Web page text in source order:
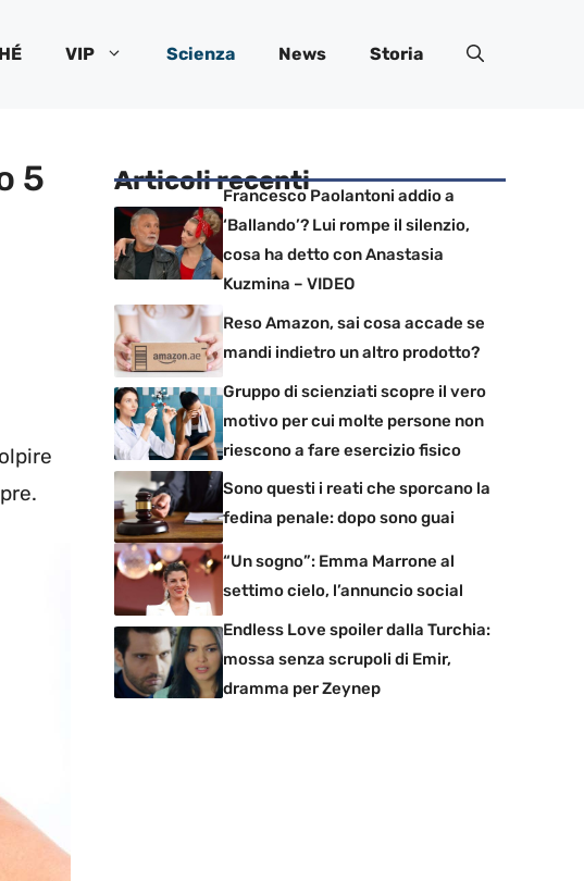
VIP Scienza News Storia
5
Articoli recentiFrancesco Paolantoni addio a
‘Ballando’? Lui rompe il silenzio,
cosa ha detto con Anastasia
Kuzmina – VIDEO
Reso Amazon, sai cosa accade se
mandi indietro un altro prodotto?
Gruppo di scienziati scopre il vero
motivo per cui molte persone non
riescono a fare esercizio fisico
Sono questi i reati che sporcano la
fedina penale: dopo sono guai
“Un sogno”: Emma Marrone al
settimo cielo, l’annuncio social
Endless Love spoiler dalla Turchia:
mossa senza scrupoli di Emir,
dramma per Zeynep